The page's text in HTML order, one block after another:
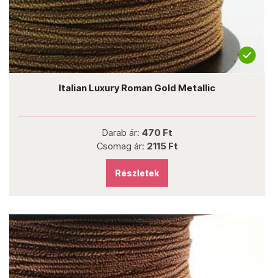
Italian Luxury Roman Gold Metallic
Darab ár: 470 Ft
Csomag ár: 2115 Ft
Részletek